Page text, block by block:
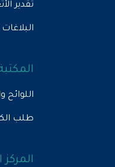
تقدير
البلاغات
المكتبة
اللوائح
طلب
المركز